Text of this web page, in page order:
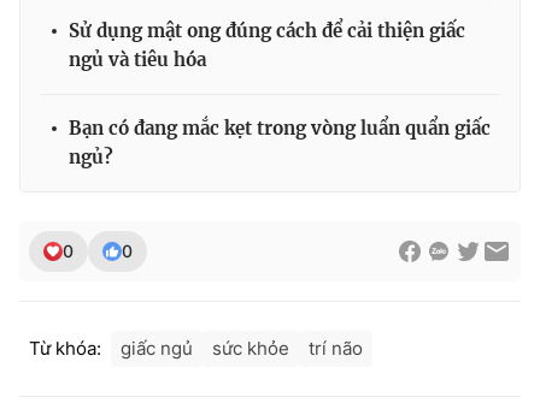
Sử dụng mật ong đúng cách để cải thiện giấc
ngủ và tiêu hóa
Bạn có đang mắc kẹt trong vòng luẩn quẩn giấc
ngủ?
0 0
Từ khóa: giấc ngủ sức khỏe trí não